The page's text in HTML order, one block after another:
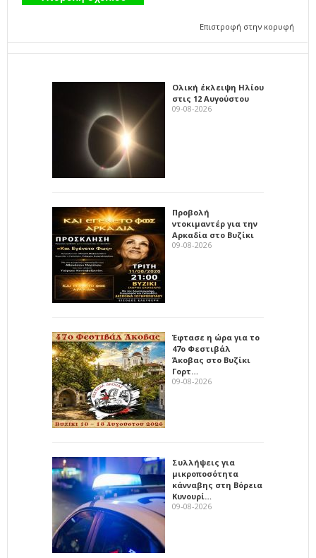
Επιστροφή στην κορυφή
Ολική έκλειψη Ηλίου
στις 12 Αυγούστου
09-08-2026
Προβολή
ντοκιμαντέρ για την
Αρκαδία στο Βυζίκι
09-08-2026
Έφτασε η ώρα για το
47ο Φεστιβάλ
Άκοβας στο Βυζίκι
Γορτ…
09-08-2026
Συλλήψεις για
μικροποσότητα
κάνναβης στη Βόρεια
Κυνουρί…
09-08-2026